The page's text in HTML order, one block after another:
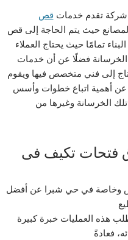
شركة تقدم خدمات قص
حيث يتم الحاجة إلى قص
تمامًا حيث يحتاج العملاء
فضلًا عن أن خدمات
إلى فني متخصص فيها ويقوم
عن أهمية اتباع خطوات وأسس
الخرسانة وغيرها من
فتحات تكيف فى
وخاصة في حي شبرا عن أفضل
هذه العمليات خبرة كبيرة
فعادةً